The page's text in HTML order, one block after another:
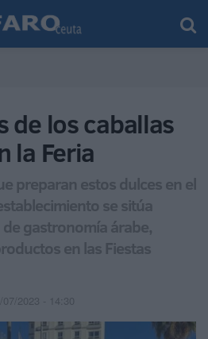
de los caballas
la Feria
preparan estos dulces en el
se sitúa
gastronomía árabe,
en las Fiestas
07/2023 - 14:30